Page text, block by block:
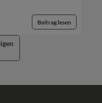
Beitrag lesen